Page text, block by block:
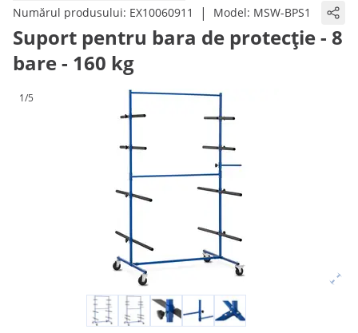
Numărul produsului: EX10060911 | Model: MSW-BPS1
Suport pentru bara de protecție - 8
bare - 160 kg
1/5